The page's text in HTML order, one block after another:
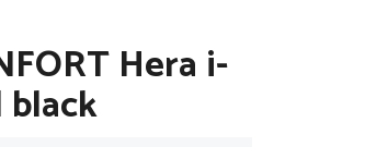
Hera i-
black